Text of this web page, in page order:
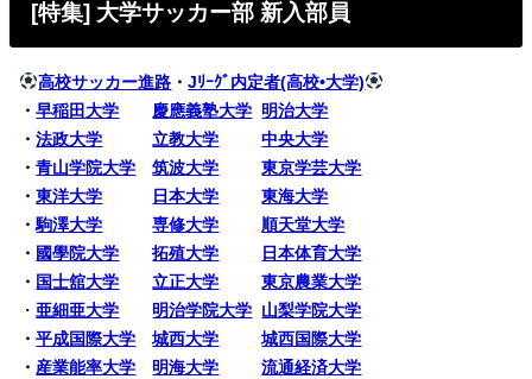
[特集] 大学サッカー部 新入部員
高校サッカー進路 ・Jﾘｰｸﾞ内定者(高校•大学)
・早稲田大学 慶應義塾大学 明治大学
・法政大学 立教大学
中央大学
・青山学院大学 筑波大学
東京学芸大学
・東洋大学 日本大学
東海大学
・駒澤大学 専修大学
順天堂大学
・ 國學院大学 拓殖大学
日本体育大学
・ 国士舘大学 立正大学
東京農業大学
・ 亜細亜大学 明治学院大学 山梨学院大学
・平成国際大学 城西大学
城西国際大学
・ 産業能率大学 明海大学
流通経済大学